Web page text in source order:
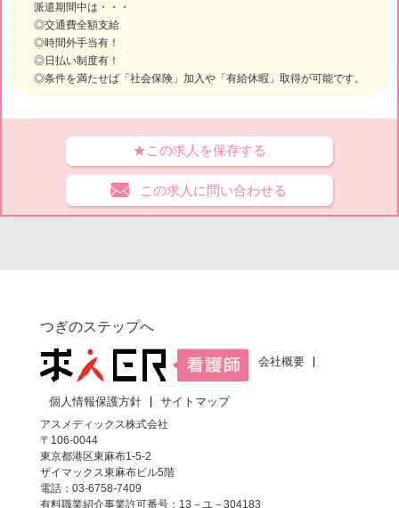
派遣期間中は・・・
◎交通費全額支給
◎時間外手当有！
◎日払い制度有！
◎条件を満たせば「社会保険」加入や「有給休暇」取得が可能です。
★この求人を保存する
この求人に問い合わせる
つぎのステップへ
会社概要
個人情報保護方針
サイトマップ
アスメディックス株式会社
〒106-0044
東京都港区東麻布1-5-2
ザイマックス東麻布ビル5階
電話：03-6758-7409
有料職業紹介事業許可番号：13－ユ－304183